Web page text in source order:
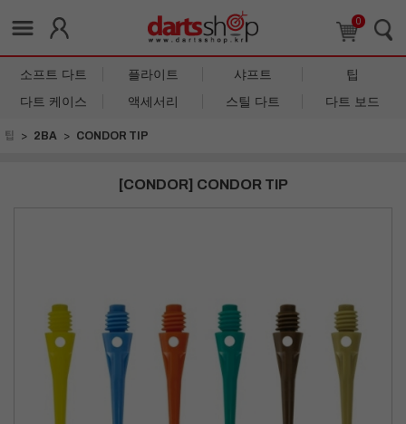
0
소프트 다트 플라이트 샤프트
팁
다트 케이스
액세서리 스틸 다트 다트 보드
팁 2BA CONDOR TIP
[CONDOR] CONDOR TIP